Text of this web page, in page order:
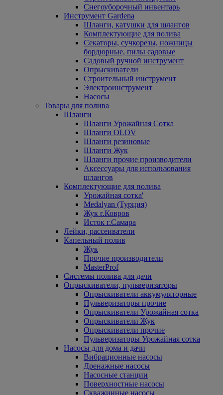
Снегоуборочный инвентарь
Инструмент Gardena
Шланги, катушки для шлангов
Комплектующие для полива
Секаторы, сучкорезы, ножницы
бордюрные, пилы садовые
Садовый ручной инструмент
Опрыскиватели
Строительный инструмент
Электроинструмент
Насосы
Товары для полива
Шланги
Шланги Урожайная Сотка
Шланги OLOV
Шланги резиновые
Шланги Жук
Шланги прочие производители
Аксессуары для использования
шлангов
Комплектующие для полива
Урожайная сотка'
Medalyan (Турция)
Жук г.Ковров
Исток г.Самара
Лейки, рассеиватели
Капельный полив
Жук
Прочие производители
MasterProf
Системы полива для дачи
Опрыскиватели, пульверизаторы
Опрыскиватели аккумуляторные
Пульверизаторы прочие
Опрыскиватели Урожайная сотка
Опрыскиватели Жук
Опрыскиватели прочие
Пульверизаторы Урожайная сотка
Насосы для дома и дачи
Вибрационные насосы
Дренажные насосы
Насосные станции
Поверхностные насосы
Скважинные насосы